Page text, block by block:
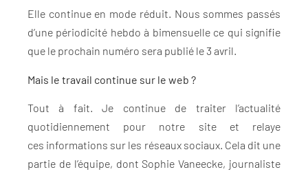
Elle continue en mode réduit. Nous sommes passés
d’une périodicité hebdo à bimensuelle ce qui signifie
que le prochain numéro sera publié le 3 avril.
Mais le travail continue sur le web ?
Tout à fait. Je continue de traiter l’actualité
quotidiennement pour notre site et relaye
ces informations sur les réseaux sociaux. Cela dit une
partie de l’équipe, dont Sophie Vaneecke, journaliste